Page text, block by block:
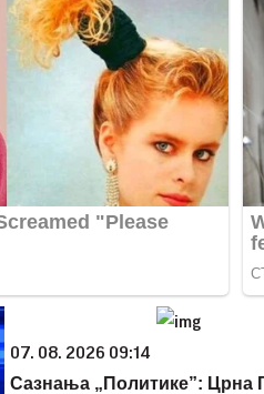
07. 08. 2026 09:14
Сазнања „Политике”: Црна